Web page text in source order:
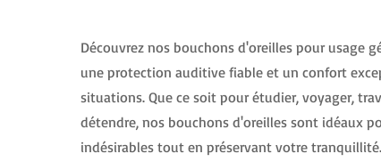
Découvrez nos bouchons d'oreilles pour usage
une protection auditive fiable et un confort
situations. Que ce soit pour étudier, voyager,
détendre, nos bouchons d'oreilles sont idéaux
indésirables tout en préservant votre